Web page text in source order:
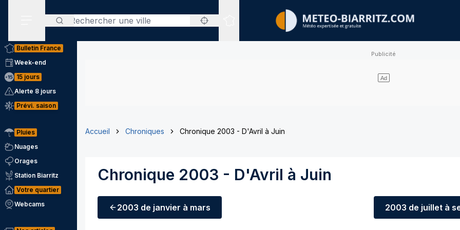
Rechercher
Sites expertisés
Bulletin France
Week-end
15 jours
Alerte 8 jours
Prévi. saison
Pluies
Nuages
Orages
Station Biarritz
Votre quartier
Webcams
Accueil Chroniques Chronique 2003 - D'Avril à Juin
Chronique 2003 - D'Avril à Juin
2003 de janvier à mars 2003 de juillet à